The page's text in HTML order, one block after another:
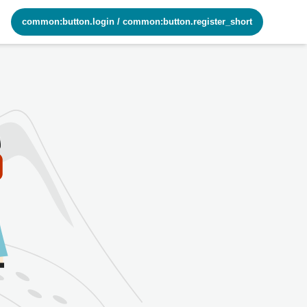
common:button.login / common:button.register_short